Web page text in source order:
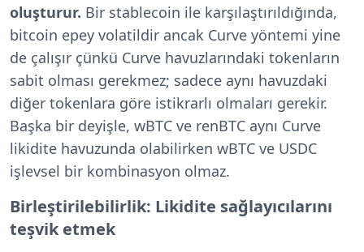
oluşturur. Bir stablecoin ile karşılaştırıldığında,
bitcoin epey volatildir ancak Curve yöntemi yine
de çalışır çünkü Curve havuzlarındaki tokenların
sabit olması gerekmez; sadece aynı havuzdaki
diğer tokenlara göre istikrarlı olmaları gerekir.
Başka bir deyişle, wBTC ve renBTC aynı Curve
likidite havuzunda olabilirken wBTC ve USDC
işlevsel bir kombinasyon olmaz.
Birleştirilebilirlik: Likidite sağlayıcılarını
teşvik etmek